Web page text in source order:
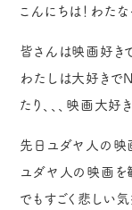
こんにちは！わた
皆さんは映画好き
わたしは大好き
たり、、、映画大好
先日ユダヤ人の映
ユダヤ人の映画を
でもすごく悲しい気